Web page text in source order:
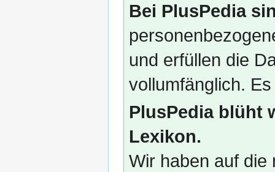
Bei PlusPedia
und erfüllen die
vollumfänglich.
PlusPedia blüht
Lexikon.
Wir haben auf die